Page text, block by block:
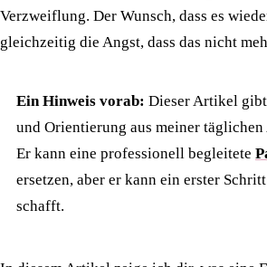
Verzweiflung. Der Wunsch, dass es
gleichzeitig die Angst, dass das nicht
Ein Hinweis vorab: Dieser Artikel
und Orientierung aus meiner täglichen
Er kann eine professionell begleitete
ersetzen, aber er kann ein erster
schafft.